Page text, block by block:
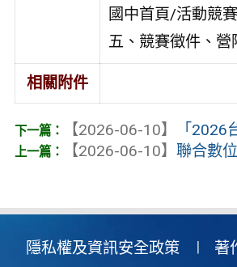
國中首頁/活動競
五、競賽徵件、
相關附件
【2026-06-10】
「
【2026-06-10】聯合數
隱私權及資訊安全政策 著